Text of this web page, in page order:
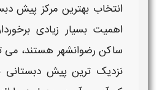
بهترین مرکز پیش دبستانی برای
بسیار زیادی برخوردار است.
رضوانشهرهستند، می توانند فرزند
ترینپیش دبستانیبه محل